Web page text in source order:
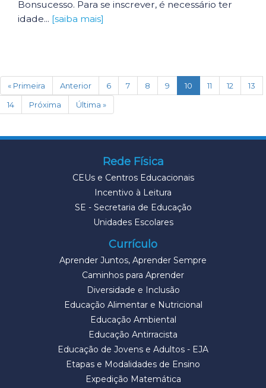
Bonsucesso. Para se inscrever, é necessário ter
idade... [saiba mais]
« Primeira Anterior 6 7 8 9 10 (current)
11 12
13
14
Próxima Última »
Rede Física
CEUs e Centros Educacionais
Incentivo à Leitura
SE - Secretaria de Educação
Unidades Escolares
Currículo
Aprender Juntos, Aprender Sempre
Caminhos para Aprender
Diversidade e Inclusão
Educação Alimentar e Nutricional
Educação Ambiental
Educação Antirracista
Educação de Jovens e Adultos - EJA
Etapas e Modalidades de Ensino
Expedição Matemática